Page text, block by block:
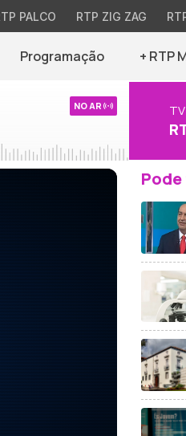
PALCO RTP ZIG ZAG
Programação + RTP
NO AR TV